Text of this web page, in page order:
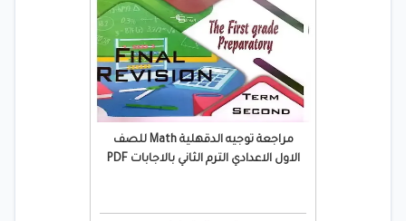
مراجعة توجيه الدقهلية Math للصف
الاول الاعدادي الترم الثاني بالاجابات PDF